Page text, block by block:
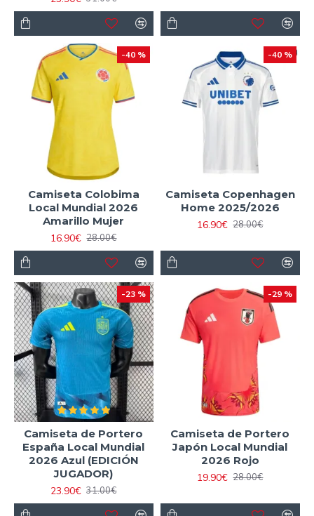
-40 %
Camiseta Colobima
Local Mundial 2026
Amarillo Mujer
16.90€ 28.00€
-40 %
Camiseta Copenhagen
Home 2025/2026
16.90€ 28.00€
-23 %
Camiseta de Portero
España Local Mundial
2026 Azul (EDICIÓN
JUGADOR)
23.90€ 31.00€
-29 %
Camiseta de Portero
Japón Local Mundial
2026 Rojo
19.90€ 28.00€